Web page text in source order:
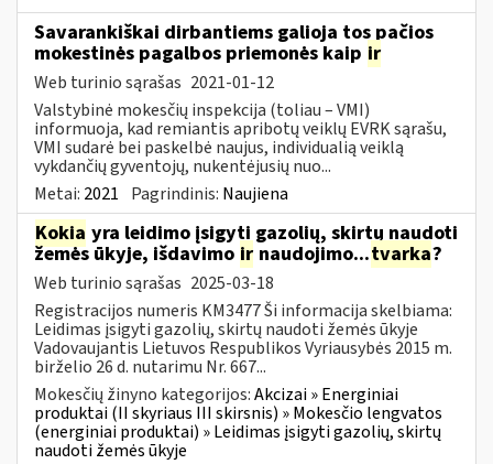
Savarankiškai dirbantiems galioja tos pačios
mokestinės pagalbos priemonės kaip ir
Web turinio sąrašas 2021-01-12
Valstybinė mokesčių inspekcija (toliau – VMI)
informuoja, kad remiantis apribotų veiklų EVRK sąrašu,
VMI sudarė bei paskelbė naujus, individualią veiklą
vykdančių gyventojų, nukentėjusių nuo...
Metai: 2021 Pagrindinis: Naujiena
Kokia yra leidimo įsigyti gazolių, skirtų naudoti
žemės ūkyje, išdavimo ir naudojimo...tvarka?
Web turinio sąrašas 2025-03-18
Registracijos numeris KM3477 Ši informacija skelbiama:
Leidimas įsigyti gazolių, skirtų naudoti žemės ūkyje
Vadovaujantis Lietuvos Respublikos Vyriausybės 2015 m.
birželio 26 d. nutarimu Nr. 667...
Mokesčių žinyno kategorijos:Akcizai » Energiniai
produktai (II skyriaus III skirsnis) » Mokesčio lengvatos
(energiniai produktai) » Leidimas įsigyti gazolių, skirtų
naudoti žemės ūkyje